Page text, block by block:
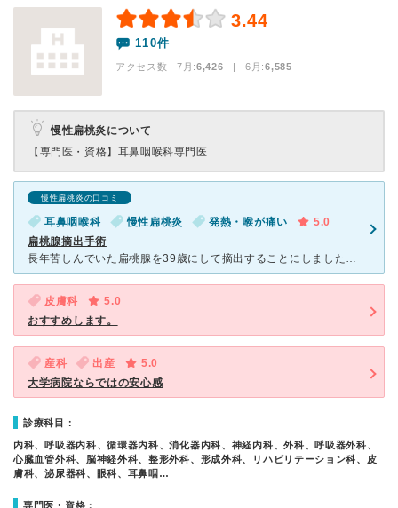
3.44
110件
アクセス数 7月:6,426 | 6月:6,585
慢性扁桃炎について
【専門医・資格】 耳鼻咽喉科専門医
慢性扁桃炎の口コミ
耳鼻咽喉科 慢性扁桃炎 発熱・喉が痛い
5.0
扁桃腺摘出手術
長年苦しんでいた扁桃腺を39歳にして摘出することにしました。 それまでは地元の内科に通っていましたが、だんだん扁桃腺を腫らす頻度が高くなってきてしまい、最後は１ヵ月に１度は扁桃腺から高熱を出して２～
皮膚科
5.0
おすすめします。
産科 出産
5.0
大学病院ならではの安心感
診療科目：
内科、呼吸器内科、循環器内科、消化器内科、神経内科、外科、呼吸器外科、
心臓血管外科、脳神経外科、整形外科、形成外科、リハビリテーション科、皮
膚科、泌尿器科、眼科、耳鼻咽…
専門医・資格：